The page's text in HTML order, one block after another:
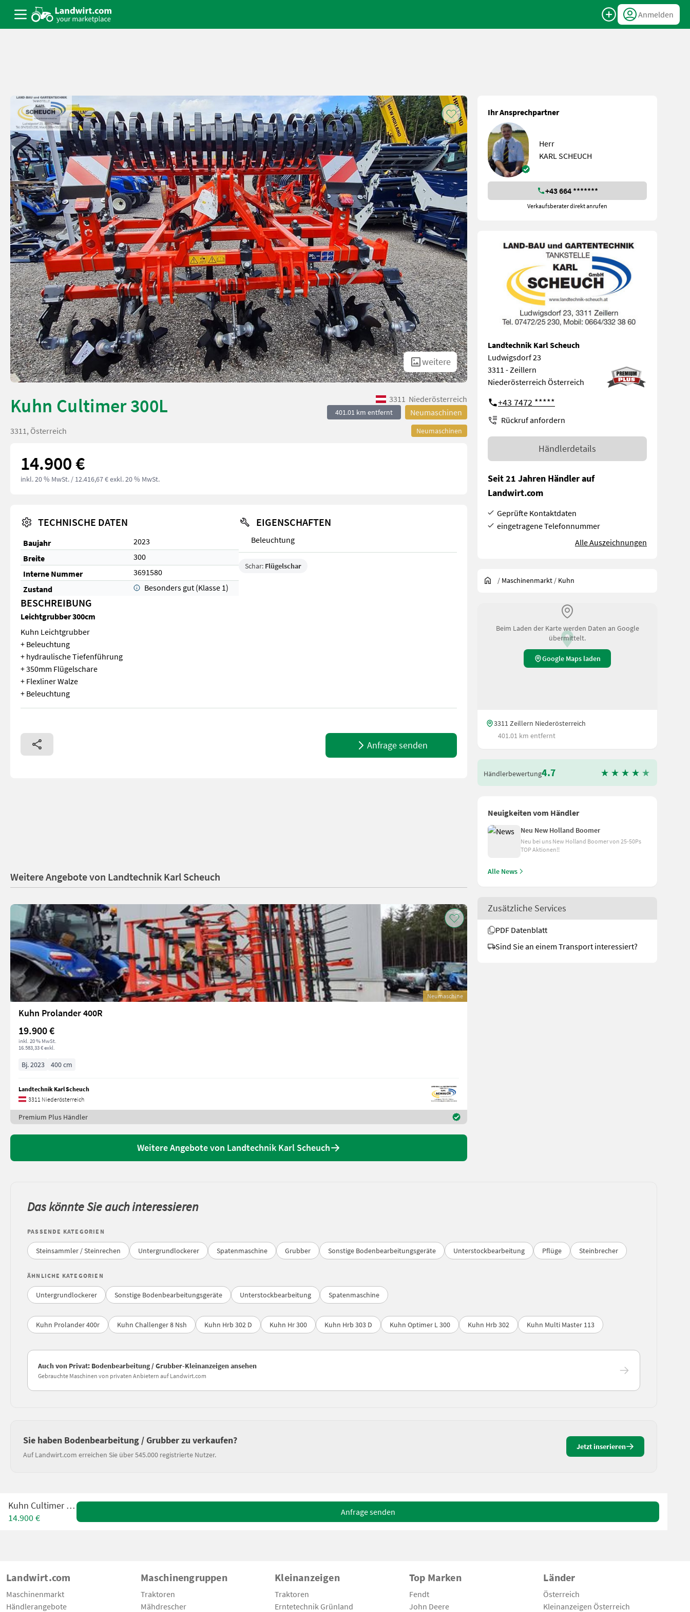
Anmelden
weitere
Kuhn Cultimer 300L 3311 Niederösterreich
401.01 km entfernt Neumaschinen
Neumaschinen
3311, Österreich
14.900 €
inkl. 20 % MwSt. / 12.416,67 € exkl. 20 % MwSt.
TECHNISCHE DATEN
Baujahr
2023
Breite
300
Interne Nummer
3691580
Zustand
Besonders gut (Klasse 1)
EIGENSCHAFTEN
Beleuchtung
Schar: Flügelschar
BESCHREIBUNG
Leichtgrubber 300cm
Kuhn Leichtgrubber
+ Beleuchtung
+ hydraulische Tiefenführung
+ 350mm Flügelschare
+ Flexliner Walze
+ Beleuchtung
Kuhn Leichtgrubber + Beleuchtung + hydraulische Tiefenführung + 350mm Flügelschare + Flexliner Walze + Beleuchtung
Anfrage senden
Ihr Ansprechpartner
Herr
KARL SCHEUCH
+43 664 *******
Verkaufsberater direkt anrufen
Landtechnik Karl Scheuch
Ludwigsdorf 23
3311 - Zeillern
Niederösterreich Österreich
+43 7472 *****
Rückruf anfordern
Händlerdetails
Seit 21 Jahren Händler auf
Landwirt.com
Geprüfte Kontaktdaten
eingetragene Telefonnummer
Alle Auszeichnungen
/ Maschinenmarkt / Kuhn
Beim Laden der Karte werden Daten an Google
übermittelt.
Google Maps laden
3311 Zeillern Niederösterreich
401.01 km entfernt
Händlerbewertung4.7
Neuigkeiten vom Händler
Neu New Holland Boomer
Neu bei uns New Holland Boomer von 25-50Ps
TOP Aktionen!!
Alle News
Zusätzliche Services
PDF Datenblatt
Sind Sie an einem Transport interessiert?
Weitere Angebote von Landtechnik Karl Scheuch
Neumaschine
Kuhn Prolander 400R
19.900 €
inkl. 20 % MwSt.
16.583,33 € exkl.
Bj. 2023 400 cm
Landtechnik Karl Scheuch
3311 Niederösterreich
Premium Plus Händler
Weitere Angebote von Landtechnik Karl Scheuch
Das könnte Sie auch interessieren
PASSENDE KATEGORIEN
Steinsammler / Steinrechen Untergrundlockerer Spatenmaschine Grubber Sonstige Bodenbearbeitungsgeräte Unterstockbearbeitung Pflüge Steinbrecher
ÄHNLICHE KATEGORIEN
Untergrundlockerer Sonstige Bodenbearbeitungsgeräte Unterstockbearbeitung Spatenmaschine
Kuhn Prolander 400r Kuhn Challenger 8 Nsh Kuhn Hrb 302 D Kuhn Hr 300 Kuhn Hrb 303 D Kuhn Optimer L 300 Kuhn Hrb 302 Kuhn Multi Master 113
Auch von Privat: Bodenbearbeitung / Grubber-Kleinanzeigen ansehen
Gebrauchte Maschinen von privaten Anbietern auf Landwirt.com
Sie haben Bodenbearbeitung / Grubber zu verkaufen?
Auf Landwirt.com erreichen Sie über 545.000 registrierte Nutzer.
Jetzt inserieren
Kuhn Cultimer 300L
14.900 €
Anfrage senden
Landwirt.com
Maschinenmarkt
Händlerangebote
Maschinengruppen
Traktoren
Mähdrescher
Kleinanzeigen
Traktoren
Erntetechnik Grünland
Top Marken
Fendt
John Deere
Länder
Österreich
Kleinanzeigen Österreich